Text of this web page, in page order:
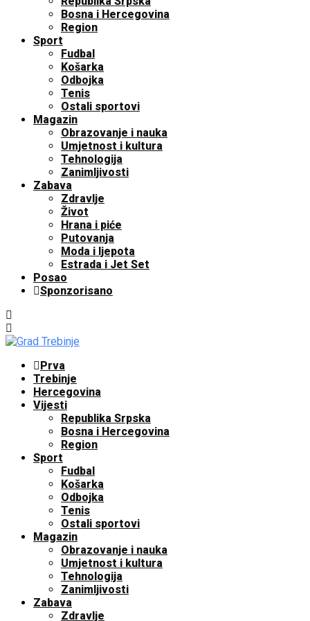
Bosna i Hercegovina
Region
Sport
Fudbal
Košarka
Odbojka
Tenis
Ostali sportovi
Magazin
Obrazovanje i nauka
Umjetnost i kultura
Tehnologija
Zanimljivosti
Zabava
Zdravlje
Život
Hrana i piće
Putovanja
Moda i ljepota
Estrada i Jet Set
Posao
Sponzorisano
Prva
Trebinje
Hercegovina
Vijesti
Republika Srpska
Bosna i Hercegovina
Region
Sport
Fudbal
Košarka
Odbojka
Tenis
Ostali sportovi
Magazin
Obrazovanje i nauka
Umjetnost i kultura
Tehnologija
Zanimljivosti
Zabava
Zdravlje